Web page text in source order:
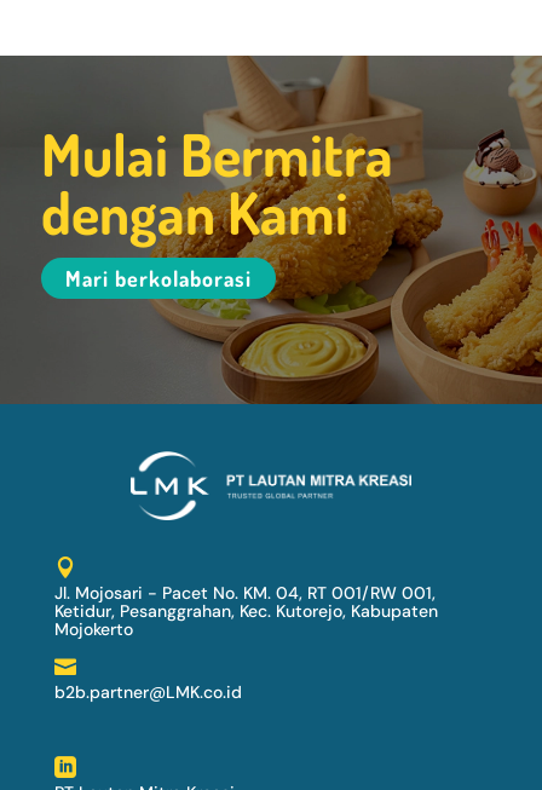
Mulai Bermitra
dengan Kami
Mari berkolaborasi

Jl. Mojosari - Pacet No. KM. 04, RT 001/RW 001,
Ketidur, Pesanggrahan, Kec. Kutorejo, Kabupaten
Mojokerto

b2b.partner@LMK.co.id
